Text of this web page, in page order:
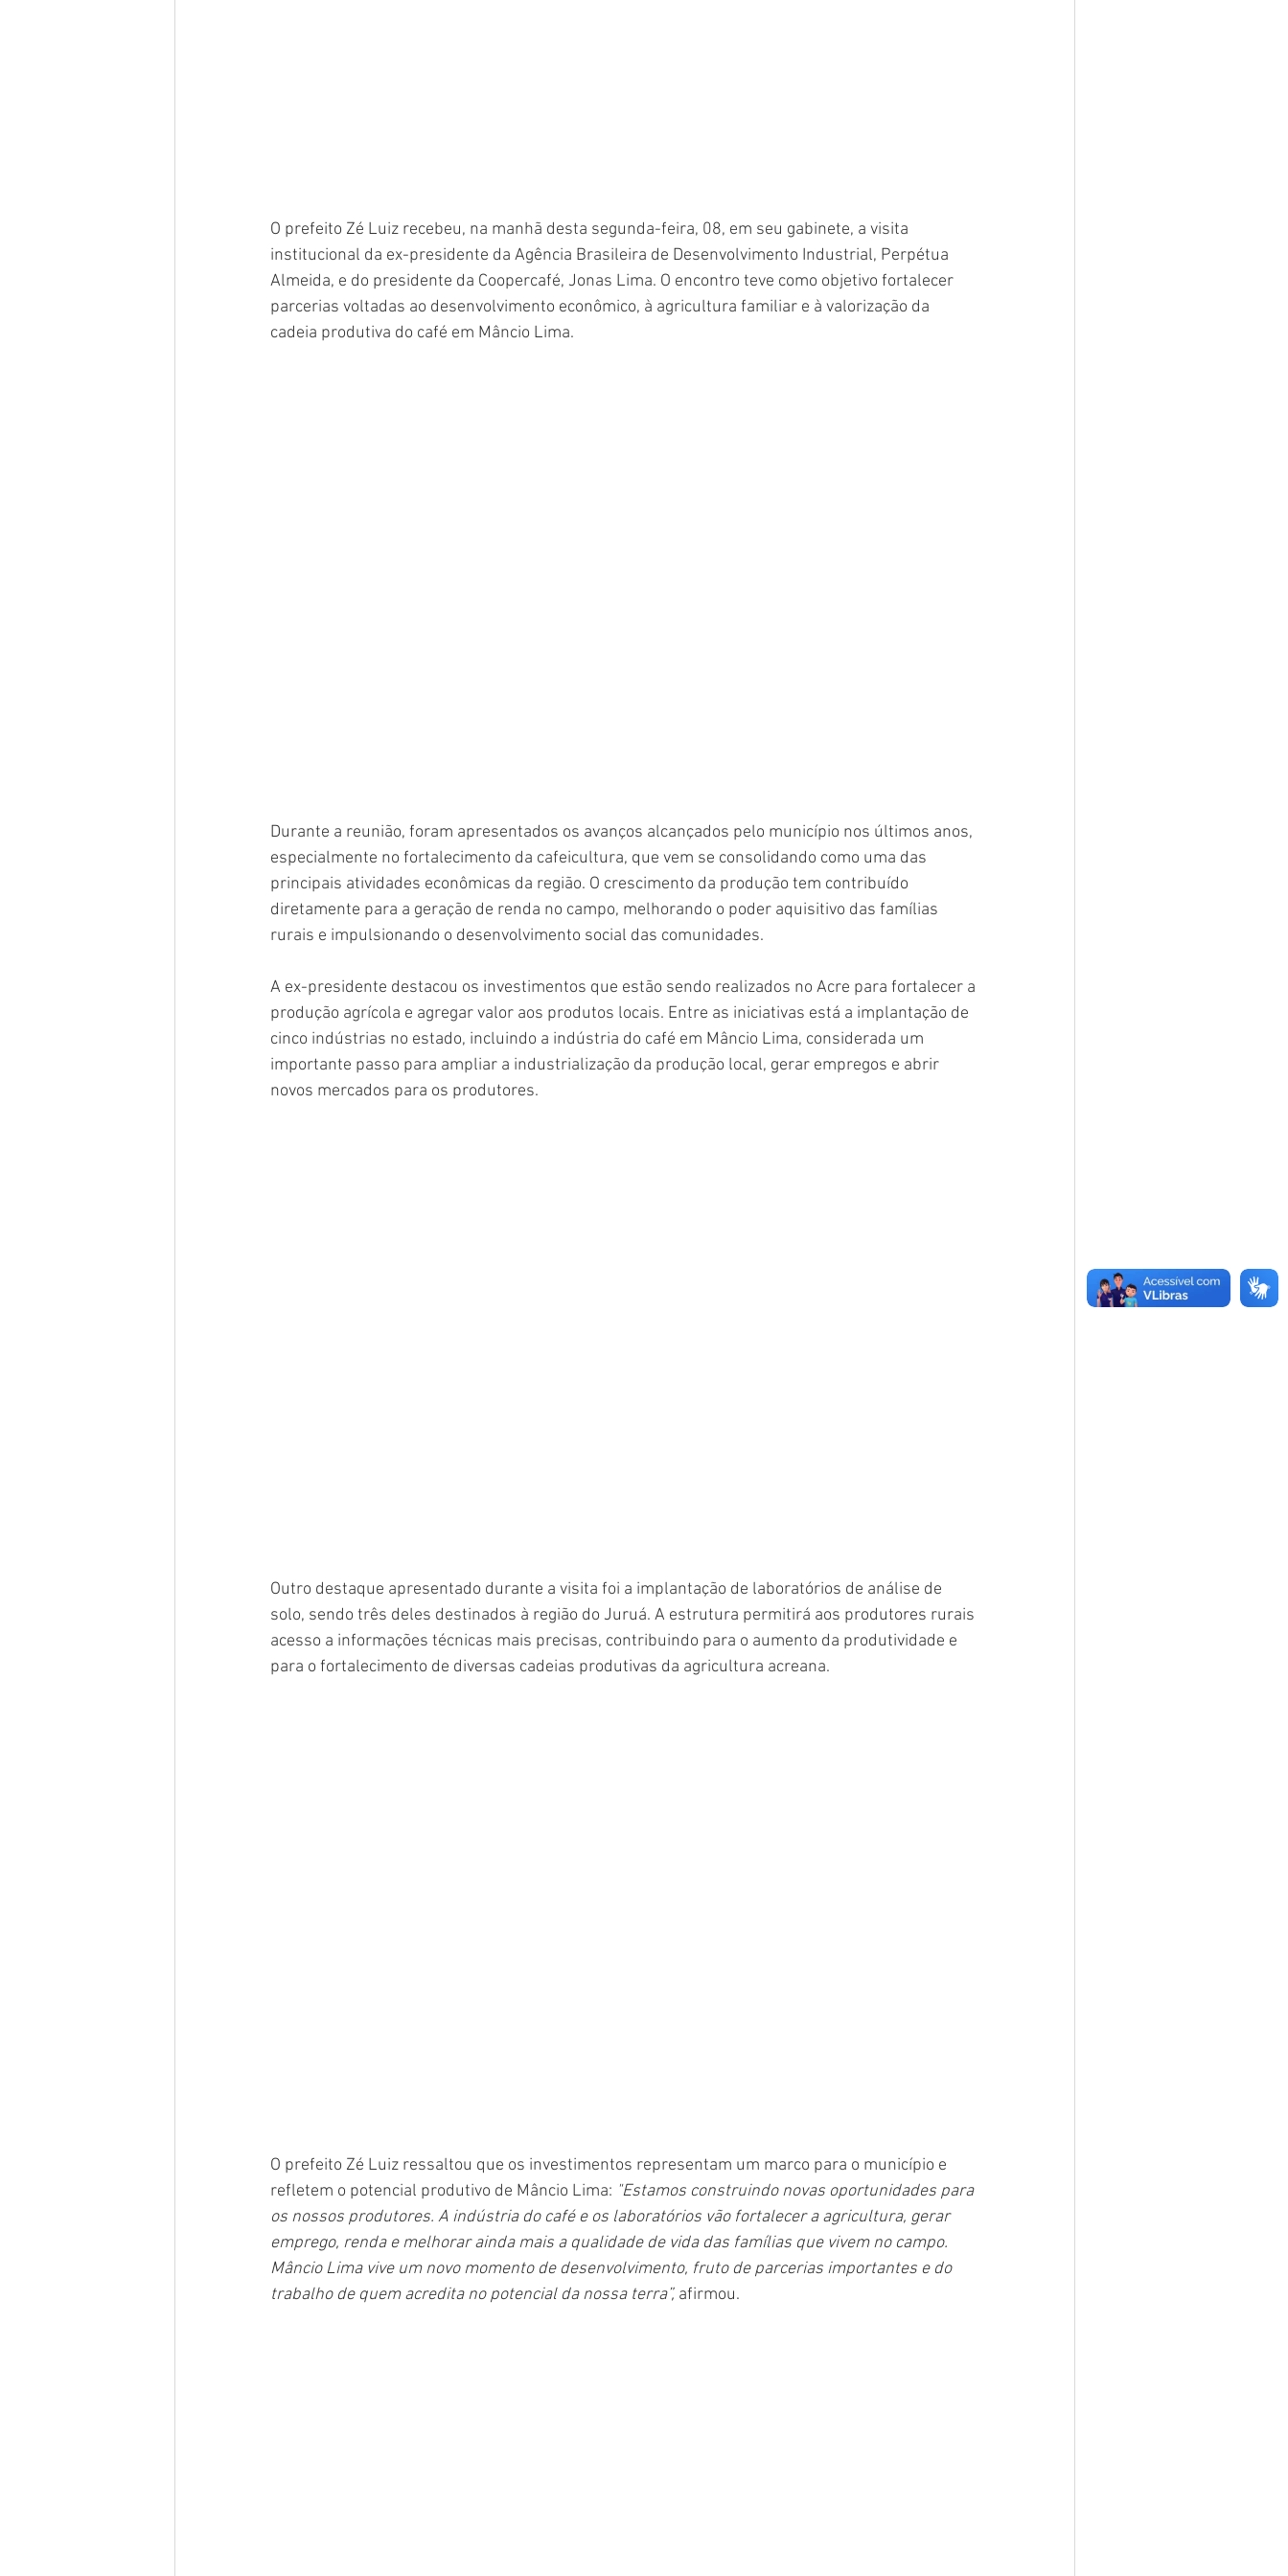
O prefeito Zé Luiz recebeu, na manhã desta segunda-feira, 08, em seu gabinete, a visita
institucional da ex-presidente da Agência Brasileira de Desenvolvimento Industrial, Perpétua
Almeida, e do presidente da Coopercafé, Jonas Lima. O encontro teve como objetivo fortalecer
parcerias voltadas ao desenvolvimento econômico, à agricultura familiar e à valorização da
cadeia produtiva do café em Mâncio Lima.
Durante a reunião, foram apresentados os avanços alcançados pelo município nos últimos anos,
especialmente no fortalecimento da cafeicultura, que vem se consolidando como uma das
principais atividades econômicas da região. O crescimento da produção tem contribuído
diretamente para a geração de renda no campo, melhorando o poder aquisitivo das famílias
rurais e impulsionando o desenvolvimento social das comunidades.
A ex-presidente destacou os investimentos que estão sendo realizados no Acre para fortalecer a
produção agrícola e agregar valor aos produtos locais. Entre as iniciativas está a implantação de
cinco indústrias no estado, incluindo a indústria do café em Mâncio Lima, considerada um
importante passo para ampliar a industrialização da produção local, gerar empregos e abrir
novos mercados para os produtores.
Outro destaque apresentado durante a visita foi a implantação de laboratórios de análise de
solo, sendo três deles destinados à região do Juruá. A estrutura permitirá aos produtores rurais
acesso a informações técnicas mais precisas, contribuindo para o aumento da produtividade e
para o fortalecimento de diversas cadeias produtivas da agricultura acreana.
O prefeito Zé Luiz ressaltou que os investimentos representam um marco para o município e
refletem o potencial produtivo de Mâncio Lima: "Estamos construindo novas oportunidades para
os nossos produtores. A indústria do café e os laboratórios vão fortalecer a agricultura, gerar
emprego, renda e melhorar ainda mais a qualidade de vida das famílias que vivem no campo.
Mâncio Lima vive um novo momento de desenvolvimento, fruto de parcerias importantes e do
trabalho de quem acredita no potencial da nossa terra”, afirmou.